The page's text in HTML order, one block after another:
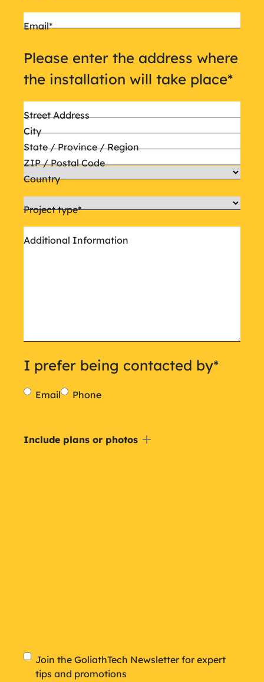
Email*
Please enter the address where
the installation will take place*
Street Address
City
State / Province / Region
ZIP / Postal Code
Country
Project type*
Additional Information
I prefer being contacted by*
Email Phone
Include
Include plans or photos
Newsletter
Join the GoliathTech Newsletter for expert
tips and promotions